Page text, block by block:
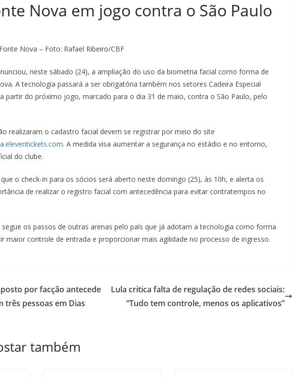
Nova em jogo contra o São Paulo
Nova – Foto: Rafael Ribeiro/CBF
neste sábado (24), a ampliação do uso da biometria facial como forma de
A tecnologia passará a ser obrigatória também nos setores Cadeira Especial
partir do próximo jogo, marcado para o dia 31 de maio, contra o São Paulo, pelo
realizaram o cadastro facial devem se registrar por meio do site
. A medida visa aumentar a segurança no estádio e no entorno,
do clube.
o check-in para os sócios será aberto neste domingo (25), às 10h, e alerta os
de realizar o registro facial com antecedência para evitar contratempos no
os passos de outras arenas pelo país que já adotam a tecnologia como forma
maior controle de entrada e proporcionar mais agilidade no processo de ingresso.
por facção antecede
três pessoas em Dias
Lula critica falta de regulação de redes sociais:
“Tudo tem controle, menos os aplicativos”
também